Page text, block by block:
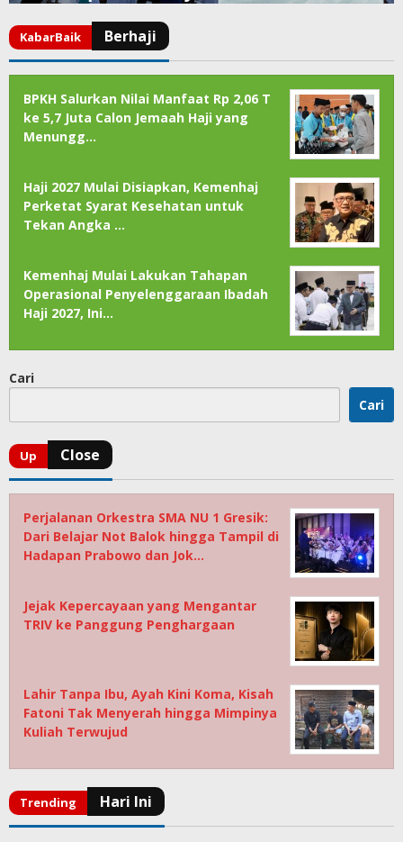
BPKH Salurkan Nilai Manfaat Rp 2,06 T
ke 5,7 Juta Calon Jemaah Haji yang
Menungg…
Haji 2027 Mulai Disiapkan, Kemenhaj
Perketat Syarat Kesehatan untuk
Tekan Angka …
Kemenhaj Mulai Lakukan Tahapan
Operasional Penyelenggaraan Ibadah
Haji 2027, Ini…
Cari
Cari
Perjalanan Orkestra SMA NU 1 Gresik:
Dari Belajar Not Balok hingga Tampil di
Hadapan Prabowo dan Jok…
Jejak Kepercayaan yang Mengantar
TRIV ke Panggung Penghargaan
Lahir Tanpa Ibu, Ayah Kini Koma, Kisah
Fatoni Tak Menyerah hingga Mimpinya
Kuliah Terwujud